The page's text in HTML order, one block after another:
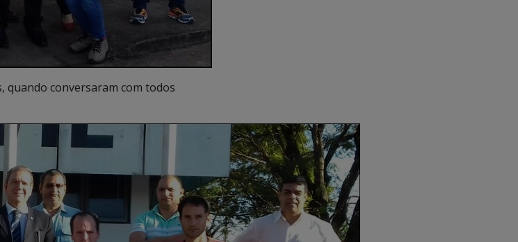
quando conversaram com todos